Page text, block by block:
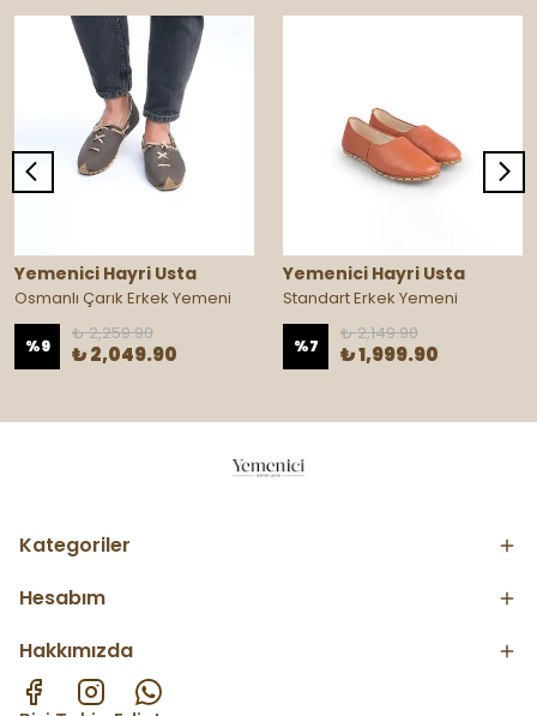
Yemenici Hayri Usta
Osmanlı Çarık Erkek Yemeni
%9
₺ 2,259.90
₺ 2,049.90
Yemenici Hayri Usta
Standart Erkek Yemeni
%7
₺ 2,149.90
₺ 1,999.90
Kategoriler
Hesabım
Hakkımızda